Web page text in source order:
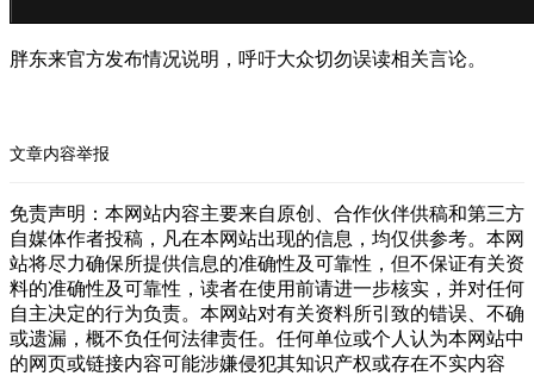
胖东来官方发布情况说明，呼吁大众切勿误读相关言论。
文章内容举报
免责声明：本网站内容主要来自原创、合作伙伴供稿和第三方
自媒体作者投稿，凡在本网站出现的信息，均仅供参考。本网
站将尽力确保所提供信息的准确性及可靠性，但不保证有关资
料的准确性及可靠性，读者在使用前请进一步核实，并对任何
自主决定的行为负责。本网站对有关资料所引致的错误、不确
或遗漏，概不负任何法律责任。任何单位或个人认为本网站中
的网页或链接内容可能涉嫌侵犯其知识产权或存在不实内容